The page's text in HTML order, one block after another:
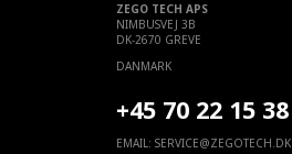
ZEGO TECH APS
NIMBUSVEJ 3B
DK-2670 GREVE
DANMARK
+45 70 22 15 38
EMAIL: SERVICE@ZEGOTECH.DK